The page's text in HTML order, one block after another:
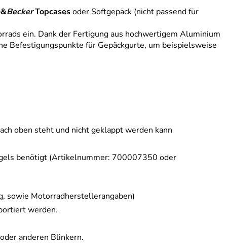
BeckerTopcasesoder Softgepäck (nicht passend für
ein. Dank der Fertigung aus hochwertigem Aluminium
Befestigungspunkte für Gepäckgurte, um beispielsweise
oben steht und nicht geklappt werden kann
benötigt (Artikelnummer: 700007350 oder
sowie Motorradherstellerangaben)
werden.
anderen Blinkern.